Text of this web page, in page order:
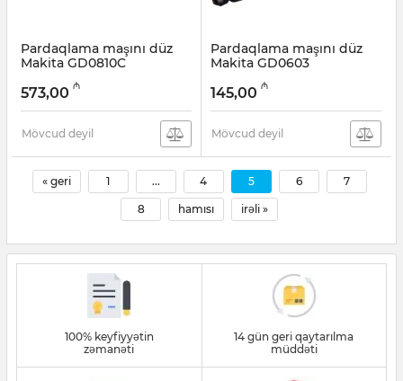
Pardaqlama maşını düz
Makita GD0810C
004001071
573,00 ₼
Mövcud deyil
Pardaqlama maşını düz
Makita GD0603
004001070
145,00 ₼
Mövcud deyil
« geri 1 ... 4 5 6 7
8 hamısı irəli »
100% keyfiyyətin
zəmanəti
14 gün geri qaytarılma
müddəti